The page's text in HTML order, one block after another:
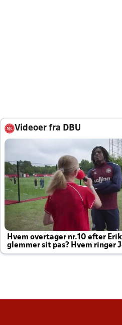
Videoer fra DBU
Hvem overtager nr.10 efter
glemmer sit pas? Hvem ringer
altid til efter kampe?